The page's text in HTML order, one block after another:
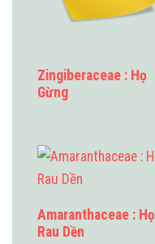
Zingiberaceae : Họ
Gừng
Amaranthaceae : Họ
Rau Dền